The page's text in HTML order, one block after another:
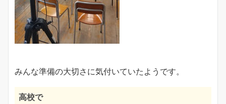
みんな準備の大切さに気付いていたようです。
高校で